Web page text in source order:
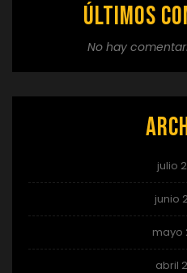
Últimos
No hay
julio
junio
mayo
abril